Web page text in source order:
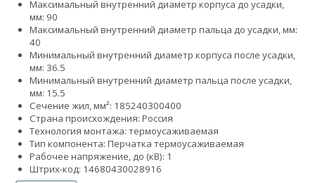
Максимальный внутренний диаметр корпуса до усадки,
мм: 90
Максимальный внутренний диаметр пальца до усадки, мм:
40
Минимальный внутренний диаметр корпуса после усадки,
мм: 36.5
Минимальный внутренний диаметр пальца после усадки,
мм: 15.5
Сечение жил, мм²: 185240300400
Страна происхождения: Россия
Технология монтажа: термоусаживаемая
Тип компонента: Перчатка термоусаживаемая
Рабочее напряжение, до (кВ): 1
Штрих-код: 14680430028916